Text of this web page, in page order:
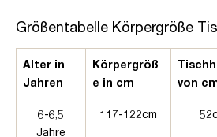
Größentabelle Körpergröße
Alter in
Jahren
Körpergröß
e in cm
von
6-6,5
Jahre
117-122cm